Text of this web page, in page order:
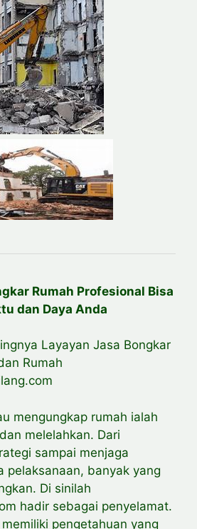
Rumah Profesional Bisa
dan Daya Anda
Layayan Jasa Bongkar
Rumah
mengungkap rumah ialah
melelahkan. Dari
sampai menjaga
pelaksanaan, banyak yang
Di sinilah
hadir sebagai penyelamat.
pengetahuan yang